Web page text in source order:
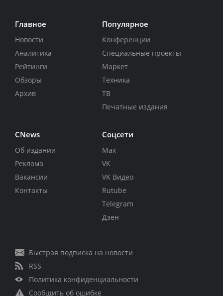
Главное
Новости
Аналитика
Рейтинги
Обзоры
Архив
Популярное
Конференции
Специальные проекты
Маркет
Техника
ТВ
Печатные издания
CNews
Об издании
Реклама
Вакансии
Контакты
Соцсети
Max
VK
VK Видео
Rutube
Telegram
Дзен
Быстрая подписка на новости
RSS
Политика конфиденциальности
Сообщить об ошибке